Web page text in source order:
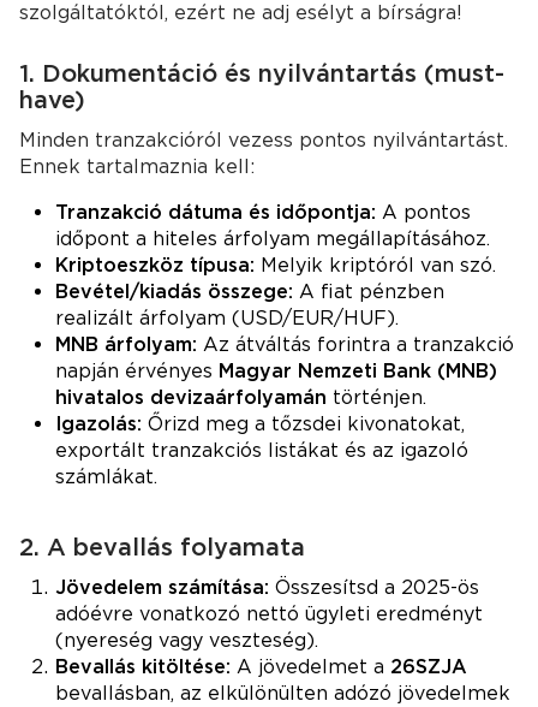
szolgáltatóktól, ezért ne adj esélyt a bírságra!
1. Dokumentáció és nyilvántartás (must-
have)
Minden tranzakcióról vezess pontos nyilvántartást.
Ennek tartalmaznia kell:
Tranzakció dátuma és időpontja: A pontos
időpont a hiteles árfolyam megállapításához.
Kriptoeszköz típusa: Melyik kriptóról van szó.
Bevétel/kiadás összege: A fiat pénzben
realizált árfolyam (USD/EUR/HUF).
MNB árfolyam: Az átváltás forintra a tranzakció
napján érvényes Magyar Nemzeti Bank (MNB)
hivatalos devizaárfolyamán történjen.
Igazolás: Őrizd meg a tőzsdei kivonatokat,
exportált tranzakciós listákat és az igazoló
számlákat.
2. A bevallás folyamata
Jövedelem számítása: Összesítsd a 2025-ös
adóévre vonatkozó nettó ügyleti eredményt
(nyereség vagy veszteség).
Bevallás kitöltése: A jövedelmet a 26SZJA
bevallásban, az elkülönülten adózó jövedelmek